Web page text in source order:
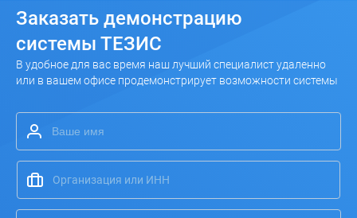
Заказать демонстрацию
системы ТЕЗИС
В удобное для вас время наш лучший специалист удаленно
или в вашем офисе продемонстрирует возможности системы